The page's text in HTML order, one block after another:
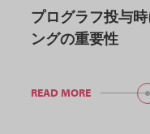
プログラフ投与
ングの重要性
READ MORE